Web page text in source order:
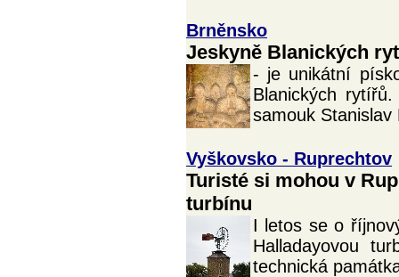
Brněnsko
Jeskyně Blanických
- je unikátní
Blanických
samouk
Vyškovsko - Ruprechtov
Turisté si mohou v
turbínu
I letos se o
Halladayovou
technická